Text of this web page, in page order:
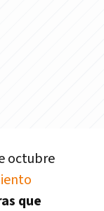
octubre
que